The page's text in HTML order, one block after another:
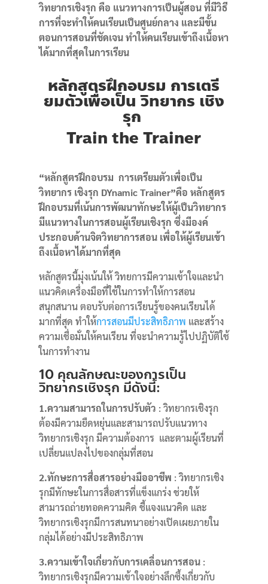
วิทยากรเชิงรุก คือ แนวทางการเป็นผู้สอน ที่มีวิธี
การที่จะทำให้คนเรียนเป็นศูนย์กลาง และมีขั้น
ตอนการสอนที่ชัดเจน ทำให้คนเรียนเข้าถึงเนื้อหา
ได้มากที่สุดในการเรียน
หลักสูตรฝึกอบรม การเตรี
ยมตัวเพื่อเป็น วิทยากร เชิง
รุก
Train the Trainer
“หลักสูตรฝึกอบรม การเตรียมตัวเพื่อเป็น
วิทยากร เชิงรุก DYnamic Trainer”คือ หลักสูตร
ฝึกอบรมที่เน้นการพัฒนาทักษะให้ผู้เป็นวิทยากร
มีแนวทางในการสอนผู้เรียนเชิงรุก ซึ่งมีองค์
ประกอบด้านจิตวิทยาการสอน เพื่อให้ผู้เรียนเข้า
ถึงเนื้อหาได้มากที่สุด
หลักสูตรนี้มุ่งเน้นให้ วิทยการมีความเข้าใจและนำ
แนวคิดเครื่องมือที่ใช้ในการทำให้การสอน
สนุกสนาน ตอบรับต่อการเรียนรู้ของคนเรียนได้
มากที่สุด ทำให้การสอนมีประสิทธิภาพ และสร้าง
ความเชื่อมั่นให้คนเรียน ที่จะนำความรู้ไปปฏิบัติใช้
ในการทำงาน
10 คุณลักษณะของการเป็น
วิทยากรเชิงรุก มีดังนี้:
1.ความสามารถในการปรับตัว : วิทยากรเชิงรุก
ต้องมีความยืดหยุ่นและสามารถปรับแนวทาง
วิทยากรเชิงรุก มีความต้องการ และตามผู้เรียนที่
เปลี่ยนแปลงไปของกลุ่มที่สอน
2.ทักษะการสื่อสารอย่างมืออาชีพ : วิทยากรเชิง
รุกมีทักษะในการสื่อสารที่แข็งแกร่ง ช่วยให้
สามารถถ่ายทอดความคิด ชี้แจงแนวคิด และ
วิทยากรเชิงรุกมีการสนทนาอย่างเปิดเผยภายใน
กลุ่มได้อย่างมีประสิทธิภาพ
3.ความเข้าใจเกี่ยวกับการเคลื่อนการสอน:
วิทยากรเชิงรุกมีความเข้าใจอย่างลึกซึ้งเกี่ยวกับ